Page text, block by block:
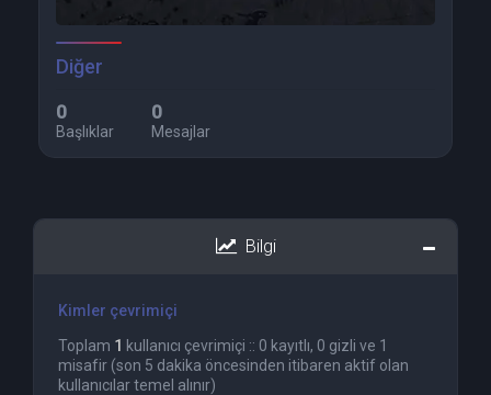
Diğer
0
Başlıklar
0
Mesajlar
Bilgi
Kimler çevrimiçi
Toplam 1 kullanıcı çevrimiçi :: 0 kayıtlı, 0 gizli ve 1
misafir (son 5 dakika öncesinden itibaren aktif olan
kullanıcılar temel alınır)